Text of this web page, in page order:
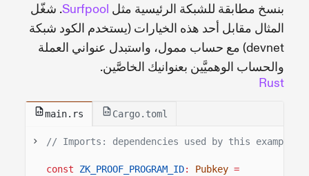
بنسخ مطابقة للشبكة الرئيسية مثل Surfpool. شغّل
المثال مقابل أحد هذه الخيارات (يستخدم الكود شبكة
devnet) مع حساب ممول، واستبدل عنواني العملة
والحساب الوهميَّين بعنوانيك الخاصَّين.
Rust
main.rs Cargo.toml
// Imports: dependencies used by this example.
const ZK_PROOF_PROGRAM_ID: Pubkey =